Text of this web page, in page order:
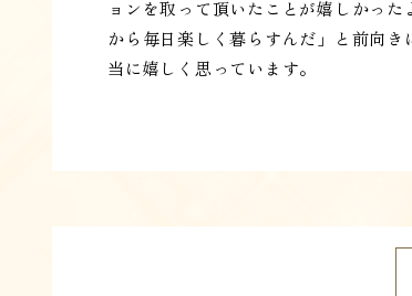
ョンを取って頂いたことが嬉しかっ
から毎日楽しく暮らすんだ」と前向
当に嬉しく思っています。